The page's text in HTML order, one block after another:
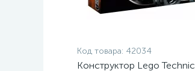
Код товара: 42034
Конструктор Lego Technic